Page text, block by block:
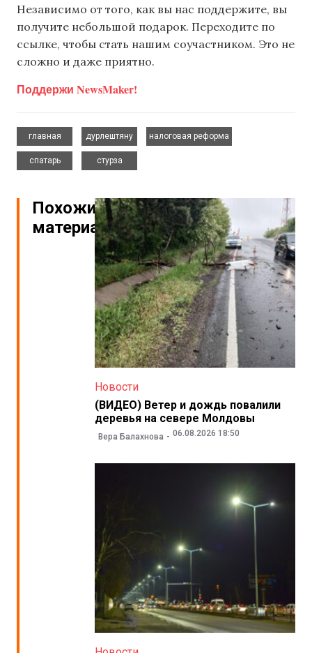
Независимо от того, как вы нас поддержите, вы
получите небольшой подарок. Переходите по
ссылке, чтобы стать нашим соучастником. Это не
сложно и даже приятно.
Поддержи NewsMaker!
главная
дурлештяну
налоговая реформа
спатарь
стурза
Похожие
материалы
Новости
(ВИДЕО) Ветер и дождь повалили
деревья на севере Молдовы
Вера Балахнова 06.08.2026 18:50